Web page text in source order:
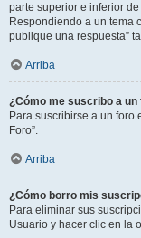
parte superior e inferior
Respondiendo a un tema
publique una respuesta”
Arriba
¿Cómo me suscribo a
Para suscribirse a un foro
Foro”.
Arriba
¿Cómo borro mis
Para eliminar sus
Usuario y hacer clic en la